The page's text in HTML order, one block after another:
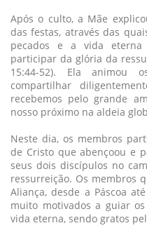
Após o culto, a Mãe
das festas, através das
pecados e a vida eterna
participar da glória da
15:44-52). Ela animou
compartilhar
recebemos pelo grande
nosso próximo na aldeia
Neste dia, os membros
de Cristo que abençoou e
seus dois discípulos no
ressurreição. Os membros
Aliança, desde a Páscoa
muito motivados a guiar
vida eterna, sendo gratos